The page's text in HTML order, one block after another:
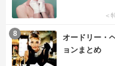
＜
オードリー・
ョンまとめ
8